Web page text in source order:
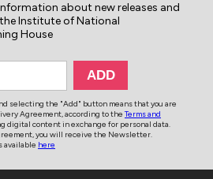
about new releases and
Institute of National
House
selecting the "Add" button means that you are
Agreement, according to theTerms and
digital content in exchange for personal data.
you will receive the Newsletter.
available here